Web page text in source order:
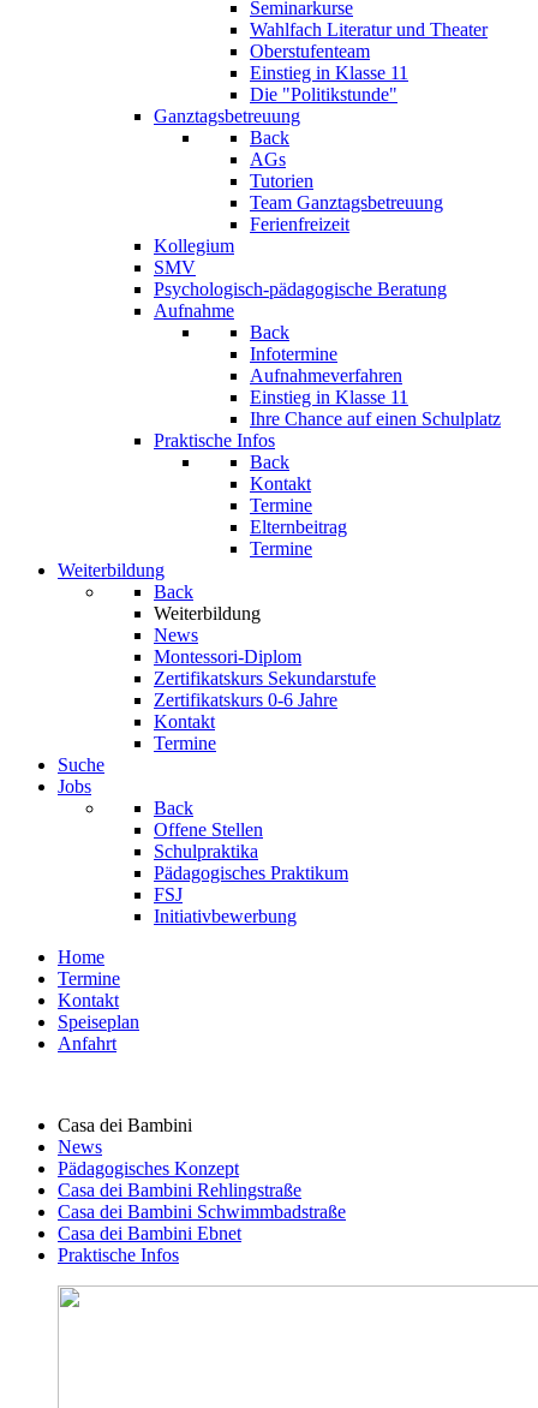
Seminarkurse
Wahlfach Literatur und Theater
Oberstufenteam
Einstieg in Klasse 11
Die "Politikstunde"
Ganztagsbetreuung
Back
AGs
Tutorien
Team Ganztagsbetreuung
Ferienfreizeit
Kollegium
SMV
Psychologisch-pädagogische Beratung
Aufnahme
Back
Infotermine
Aufnahmeverfahren
Einstieg in Klasse 11
Ihre Chance auf einen Schulplatz
Praktische Infos
Back
Kontakt
Termine
Elternbeitrag
Termine
Weiterbildung
Back
Weiterbildung
News
Montessori-Diplom
Zertifikatskurs Sekundarstufe
Zertifikatskurs 0-6 Jahre
Kontakt
Termine
Suche
Jobs
Back
Offene Stellen
Schulpraktika
Pädagogisches Praktikum
FSJ
Initiativbewerbung
Home
Termine
Kontakt
Speiseplan
Anfahrt
Casa dei Bambini
News
Pädagogisches Konzept
Casa dei Bambini Rehlingstraße
Casa dei Bambini Schwimmbadstraße
Casa dei Bambini Ebnet
Praktische Infos